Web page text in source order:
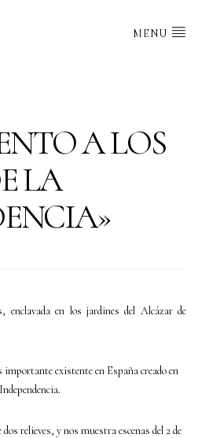
MENU
A LOS
LA
en los jardines del Alcázar de
existente en España creado en
relieves, y nos muestra escenas del 2 de